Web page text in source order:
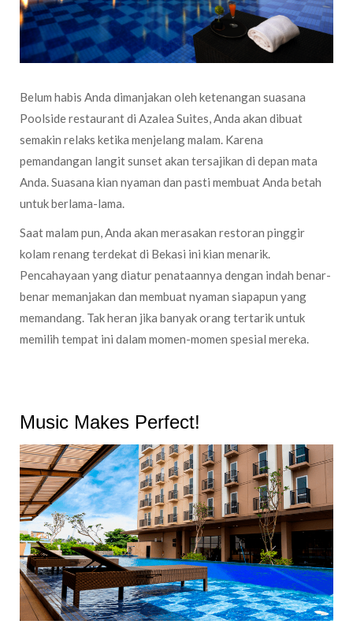
Belum habis Anda dimanjakan oleh ketenangan suasana
Poolside restaurant di Azalea Suites, Anda akan dibuat
semakin relaks ketika menjelang malam. Karena
pemandangan langit sunset akan tersajikan di depan mata
Anda. Suasana kian nyaman dan pasti membuat Anda betah
untuk berlama-lama.
Saat malam pun, Anda akan merasakan restoran pinggir
kolam renang terdekat di Bekasi ini kian menarik.
Pencahayaan yang diatur penataannya dengan indah benar-
benar memanjakan dan membuat nyaman siapapun yang
memandang. Tak heran jika banyak orang tertarik untuk
memilih tempat ini dalam momen-momen spesial mereka.
Music Makes Perfect!